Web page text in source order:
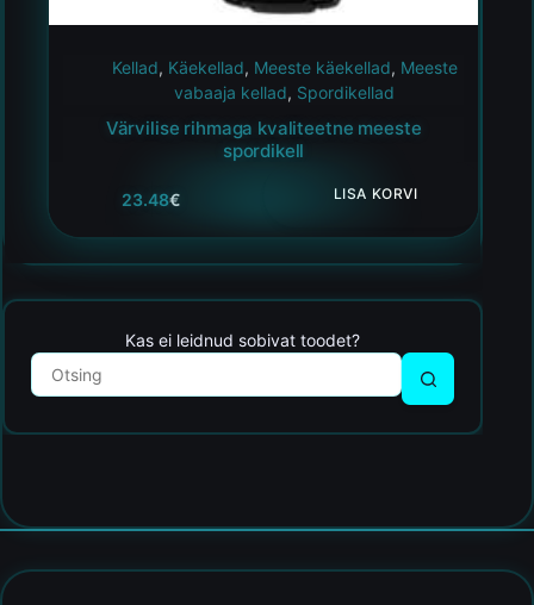
Kellad, Käekellad, Meeste käekellad, Meeste
vabaaja kellad, Spordikellad
Värvilise rihmaga kvaliteetne meeste
spordikell
23.48€ LISA KORVI
Kas ei leidnud sobivat toodet?